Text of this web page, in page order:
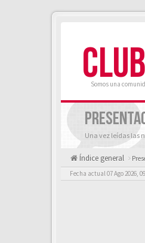
Somos una
Una vez leídas las
Índice general
Fecha actual 07 Ago 2026,